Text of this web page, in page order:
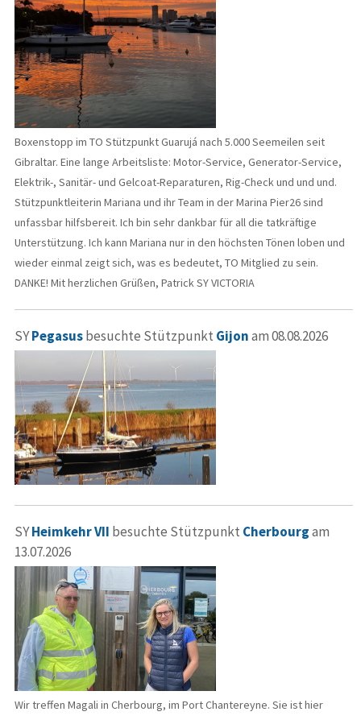
Boxenstopp im TO Stützpunkt Guarujá nach 5.000 Seemeilen seit
Gibraltar. Eine lange Arbeitsliste: Motor-Service, Generator-Service,
Elektrik-, Sanitär- und Gelcoat-Reparaturen, Rig-Check und und und.
Stützpunktleiterin Mariana und ihr Team in der Marina Pier26 sind
unfassbar hilfsbereit. Ich bin sehr dankbar für all die tatkräftige
Unterstützung. Ich kann Mariana nur in den höchsten Tönen loben und
wieder einmal zeigt sich, was es bedeutet, TO Mitglied zu sein.
DANKE! Mit herzlichen Grüßen, Patrick SY VICTORIA
SYPegasusbesuchte Stützpunkt Gijonam 08.08.2026
SYHeimkehr VII besuchte Stützpunkt Cherbourgam
13.07.2026
Wir treffen Magali in Cherbourg, im Port Chantereyne. Sie ist hier